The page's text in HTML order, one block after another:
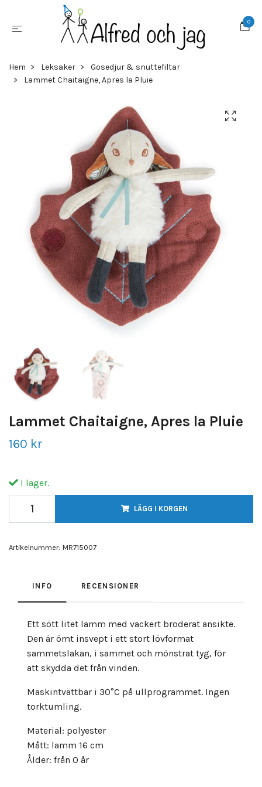
0
Hem Leksaker
Gosedjur & snuttefiltar
Lammet Chaitaigne, Apres la Pluie
Lammet Chaitaigne, Apres la Pluie
160 kr
I lager.
LÄGG I KORGEN
Artikelnummer: MR715007
INFO RECENSIONER
Ett sött litet lamm med vackert broderat ansikte.
Den är ömt insvept i ett stort lövformat
sammetslakan, i sammet och mönstrat tyg, för
att skydda det från vinden.
Maskintvättbar i 30°C på ullprogrammet. Ingen
torktumling.
Material: polyester
Mått: lamm 16 cm
Ålder: från 0 år